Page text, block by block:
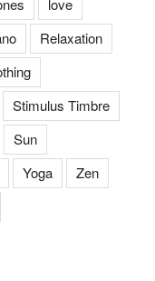
love
Relaxation
Stimulus Timbre
Sun
Yoga
Zen